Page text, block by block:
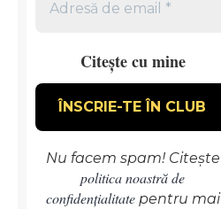
Citește cu mine
Nu facem spam! Citește
politica noastră de
confidențialitatepentru mai